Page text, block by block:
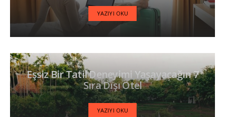
YAZIYI OKU
Eşsiz Bir Tatil Deneyimi Yaşayacağın 7
Sıra Dışı Otel
YAZIYI OKU